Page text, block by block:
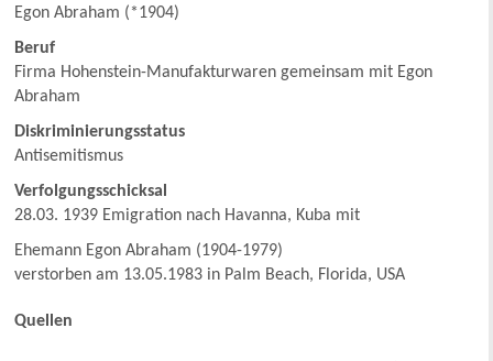
Egon Abraham (*1904)
Beruf
Firma Hohenstein-Manufakturwaren gemeinsam mit Egon
Abraham
Diskriminierungsstatus
Antisemitismus
Verfolgungsschicksal
28.03. 1939 Emigration nach Havanna, Kuba mit
Ehemann Egon Abraham (1904-1979)
verstorben am 13.05.1983 in Palm Beach, Florida, USA
Quellen